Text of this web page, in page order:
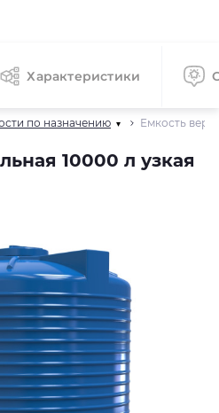
по назначению ▾ Емкость
10000 л узкая
Характеристики